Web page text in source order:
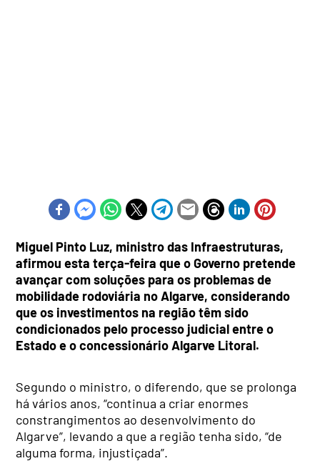
Miguel Pinto Luz, ministro das Infraestruturas,
afirmou esta terça-feira que o Governo pretende
avançar com soluções para os problemas de
mobilidade rodoviária no Algarve, considerando
que os investimentos na região têm sido
condicionados pelo processo judicial entre o
Estado e o concessionário Algarve Litoral.
Segundo o ministro, o diferendo, que se prolonga
há vários anos, “continua a criar enormes
constrangimentos ao desenvolvimento do
Algarve”, levando a que a região tenha sido, “de
alguma forma, injustiçada”.